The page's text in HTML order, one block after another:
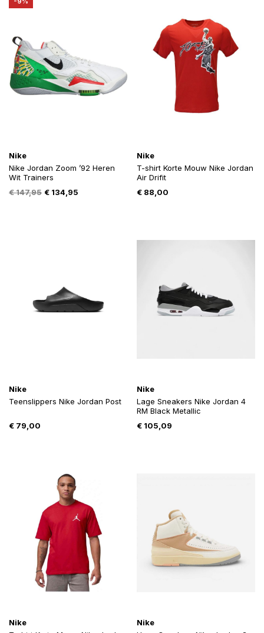
Nike
Nike Jordan Zoom ’92 Heren
Wit Trainers
€147,95 Oorspronkelijke
€ 134,95
Nike
T-shirt Korte Mouw Nike Jordan
Air Drifit
€88,00
Nike
Teenslippers Nike Jordan Post
€ 79,00
Nike
Lage Sneakers Nike Jordan 4
RM Black Metallic
€105,09
Nike
Nike